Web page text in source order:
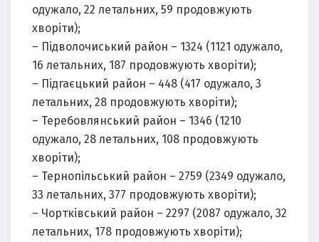
одужало, 22 летальних, 59 продовжують
хворіти);
– Підволочиський район – 1324 (1121 одужало,
16 летальних, 187 продовжують хворіти);
– Підгаєцький район – 448 (417 одужало, 3
летальних, 28 продовжують хворіти);
– Теребовлянський район – 1346 (1210
одужало, 28 летальних, 108 продовжують
хворіти);
– Тернопільський район – 2759 (2349 одужало,
33 летальних, 377 продовжують хворіти);
– Чортківський район – 2297 (2087 одужало, 32
летальних, 178 продовжують хворіти);